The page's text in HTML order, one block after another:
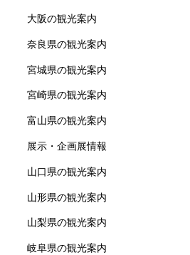
大阪の観光案内
奈良県の観光案内
宮城県の観光案内
宮崎県の観光案内
富山県の観光案内
展示・企画展情報
山口県の観光案内
山形県の観光案内
山梨県の観光案内
岐阜県の観光案内